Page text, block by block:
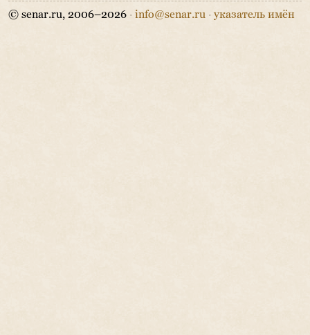
© senar.ru, 2006–2026 · info@senar.ru · указатель имён